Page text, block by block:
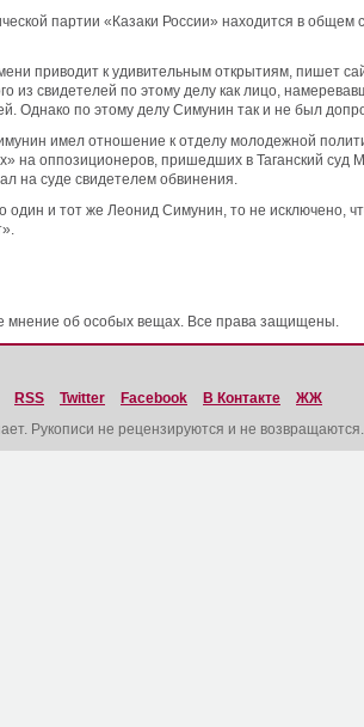
партии «Казаки России» находится в
приводит к удивительным открытиям, пишет
из свидетелей по этому делу как лицо,
Однако по этому делу Симунин так и не был
имел отношение к отделу молодежной
на оппозиционеров, пришедших в Таганский суд
на суде свидетелем обвинения.
один и тот же Леонид Симунин, то не
мнение об особых вещах. Все права защищены.
RSS Twitter Facebook В Контакте
ЖЖ
Рукописи не рецензируются и не